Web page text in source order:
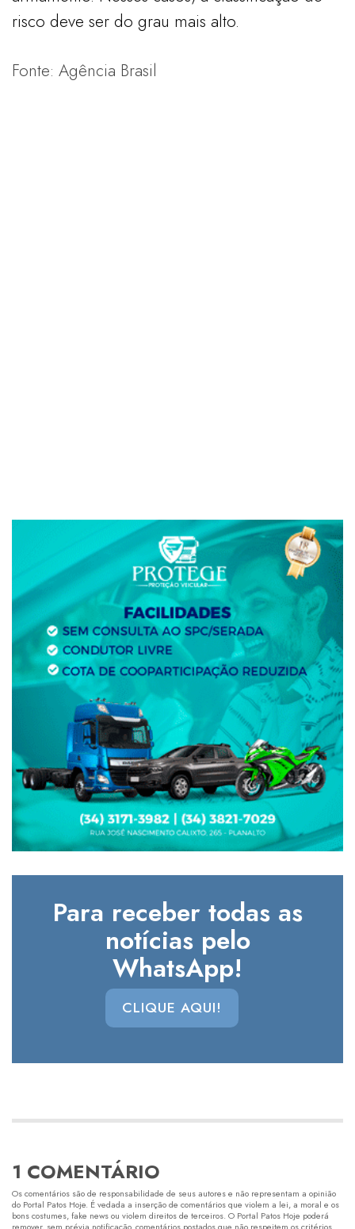
risco deve ser do grau mais alto.
Fonte: Agência Brasil
Para receber todas as
notícias pelo
WhatsApp!
CLIQUE AQUI!
1 COMENTÁRIO
Os comentários são de responsabilidade de seus autores e não representam a opinião
do Portal Patos Hoje. É vedada a inserção de comentários que violem a lei, a moral e os
bons costumes, fake news ou violem direitos de terceiros. O Portal Patos Hoje poderá
remover, sem prévia notificação, comentários postados que não respeitem os critérios